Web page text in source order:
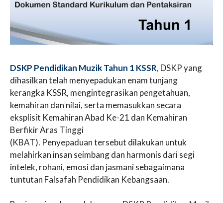
DSKP Pendidikan Muzik Tahun 1 KSSR, DSKP yang
dihasilkan telah menyepadukan enam tunjang
kerangka KSSR, mengintegrasikan pengetahuan,
kemahiran dan nilai, serta memasukkan secara
eksplisit Kemahiran Abad Ke-21 dan Kemahiran
Berfikir Aras Tinggi
(KBAT). Penyepaduan tersebut dilakukan untuk
melahirkan insan seimbang dan harmonis dari segi
intelek, rohani, emosi dan jasmani sebagaimana
tuntutan Falsafah Pendidikan Kebangsaan.